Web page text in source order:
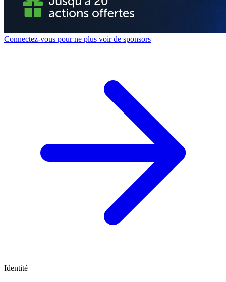
Connectez-vous pour ne plus voir de sponsors
Identité